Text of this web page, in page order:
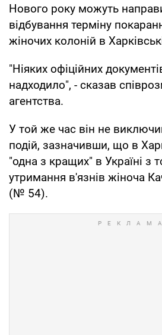
Нового року можуть
відбування терміну
жіночих колоній в
"Ніяких офіційних
надходило", - сказав
агентства.
У той же час він не
подій, зазначивши, що в
"одна з кращих" в Україні з
утримання в'язнів жіноча
(№ 54).